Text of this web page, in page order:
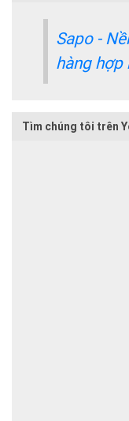
Sapo -
hàng hợp
Tìm chúng tôi trên